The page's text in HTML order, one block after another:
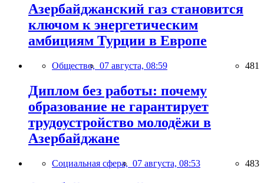
Азербайджанский газ становится
ключом к энергетическим
амбициям Турции в Европе
Общество, 07 августа, 08:59 481
Диплом без работы: почему
образование не гарантирует
трудоустройство молодёжи в
Азербайджане
Социальная сфера, 07 августа, 08:53 483